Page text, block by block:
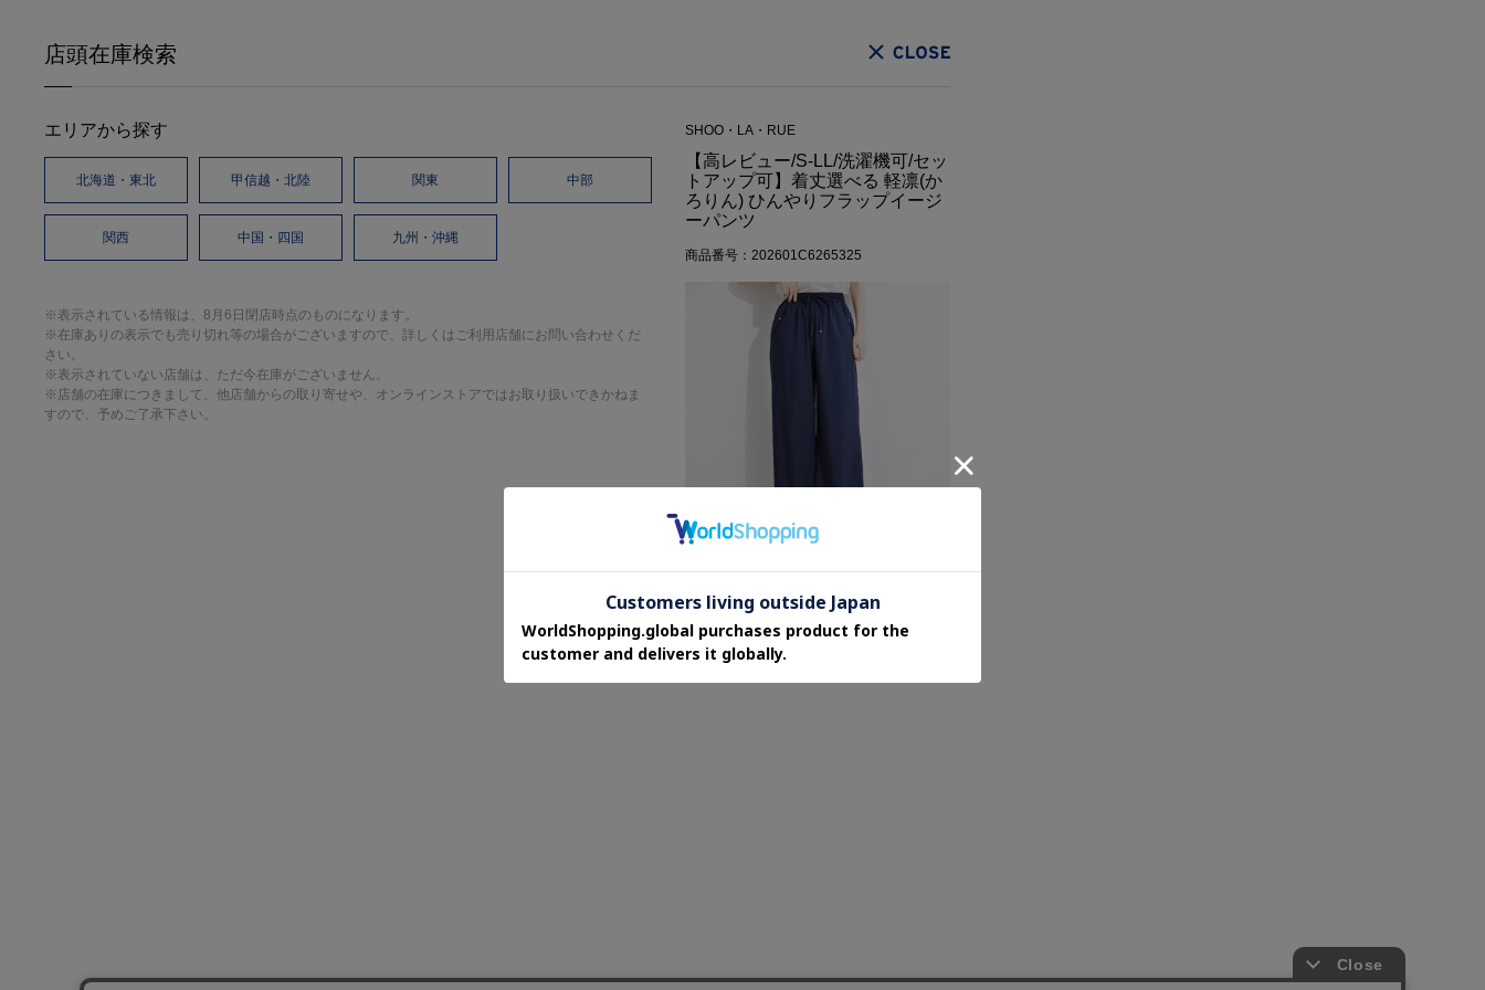
店頭在庫検索
エリアから探す
北海道・東北 甲信越・北陸 関東 中部
関西 中国・四国 九州・沖縄
※表示されている情報は、8月6日閉店時点のものになります。
※在庫ありの表示でも売り切れ等の場合がございますので、詳しくはご利用店舗にお問い合わせくだ
さい。
※表示されていない店舗は、ただ今在庫がございません。
※店舗の在庫につきまして、他店舗からの取り寄せや、オンラインストアではお取り扱いできかねま
すので、予めご了承下さい。
SHOO・LA・RUE
【高レビュー/S-LL/洗濯機可/セッ
トアップ可】着丈選べる 軽凛(か
ろりん) ひんやりフラップイージ
ーパンツ
商品番号：202601C6265325